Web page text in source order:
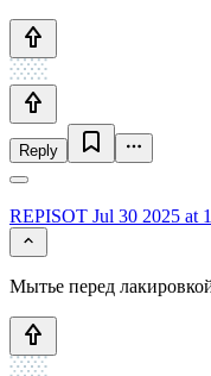
Reply
REPISOT Jul 30 2025 at
Мытье перед